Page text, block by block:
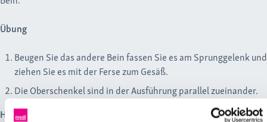
Übung
Beugen Sie das andere Bein fassen Sie es am Sprunggelenk und
ziehen Sie es mit der Ferse zum Gesäß.
Die Oberschenkel sind in der Ausführung parallel zueinander.
Hinweis